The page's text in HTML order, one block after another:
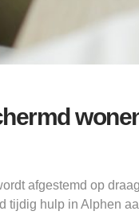
afgestemd op
tijdig hulp in Alphen